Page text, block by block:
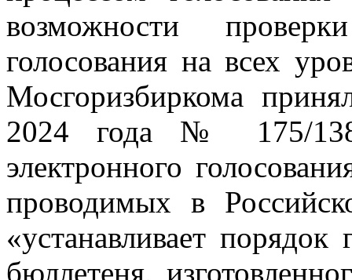
возможности
голосования на всех
Мосгоризбиркома
2024 года № 175/
электронного
проводимых в
«устанавливает порядок
бюллетеня,